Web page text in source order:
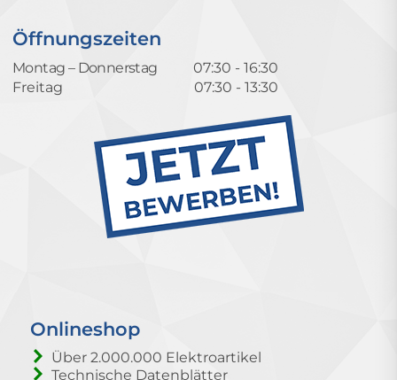
Öffnungszeiten
Montag – Donnerstag
07:30 - 16:30
Freitag
07:30 - 13:30
Onlineshop
Über 2.000.000 Elektroartikel
Technische Datenblätter